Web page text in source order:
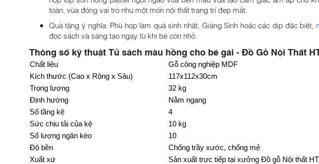
toàn, vừa đóng vai trò như một món nội thất trang trí đẹp mắt.
Quà tặng ý nghĩa: Phù hợp làm quà sinh nhật, Giáng Sinh hoặc các dịp đặc biệt,
đọc sách và sáng tạo ngay từ khi bé còn nhỏ.
Thông số kỹ thuật Tủ sách màu hồng cho bé gái - Đồ Gỗ Nội Thất
Chất liệu
Gỗ công nghiệp MDF
Kích thước (Cao x Rộng x Sâu)
117x112x30cm
Trọng lượng
32 kg
Định hướng
Nằm ngang
Số tầng kệ
4
Sức chịu tải của kệ
10 kg
Số lượng ngăn kéo
10
Độ bền
Chống trầy xước, chống mẻ
Xuất xứ
Sản xuất trực tiếp tại xưởng Đồ gỗ Nội thất